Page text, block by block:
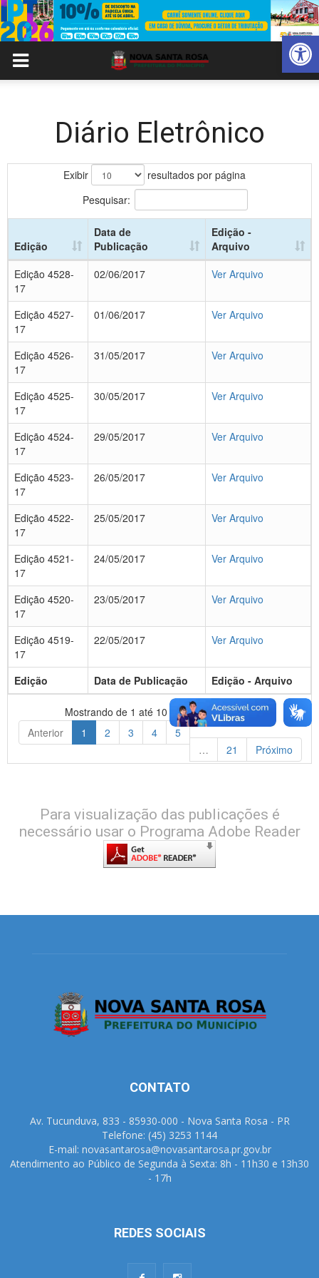
Abrir
Diário Eletrônico
Exibir
resultados por página
Pesquisar:
Edição
Data de
Publicação
Edição -
Arquivo
Edição Data de Publicação Edição - Arquivo
Edição 4528-
17
02/06/2017 Ver Arquivo
Edição 4527-
17
01/06/2017 Ver Arquivo
Edição 4526-
17
31/05/2017 Ver Arquivo
Edição 4525-
17
30/05/2017 Ver Arquivo
Edição 4524-
17
29/05/2017 Ver Arquivo
Edição 4523-
17
26/05/2017 Ver Arquivo
Edição 4522-
17
25/05/2017 Ver Arquivo
Edição 4521-
17
24/05/2017 Ver Arquivo
Edição 4520-
17
23/05/2017 Ver Arquivo
Edição 4519-
17
22/05/2017 Ver Arquivo
Mostrando de 1 até 10 de 210 registros
Anterior
1 2 3 4
5
…
21 Próximo
Para visualização das publicações é
necessário usar o Programa Adobe Reader
CONTATO
Av. Tucunduva, 833 - 85930-000 - Nova Santa Rosa - PR
Telefone: (45) 3253 1144
E-mail: novasantarosa@novasantarosa.pr.gov.br
Atendimento ao Público de Segunda à Sexta: 8h - 11h30 e 13h30
- 17h
REDES SOCIAIS